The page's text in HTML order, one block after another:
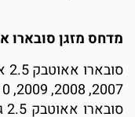
מזגן סובארו
2007, 2008, 2009,